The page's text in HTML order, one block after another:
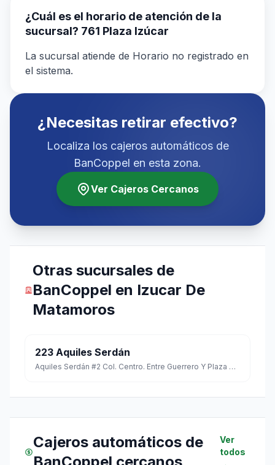
¿Cuál es el horario de atención de la
sucursal? 761 Plaza Izúcar
La sucursal atiende de Horario no registrado en
el sistema.
¿Necesitas retirar efectivo?
Localiza los cajeros automáticos de
BanCoppel en esta zona.
Ver Cajeros Cercanos
Otras sucursales de
BanCoppel en Izucar De
Matamoros
223 Aquiles Serdán
Aquiles Serdán #2 Col. Centro. Entre Guerrero Y Plaza Constitución C.p. 74400
Cajeros automáticos de
Ver
todos